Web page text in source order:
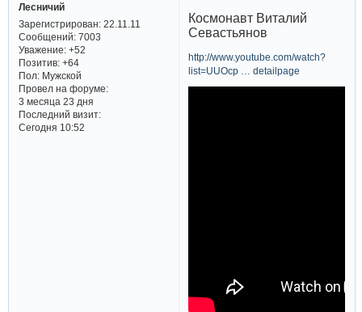
Лесничий
Зарегистрирован: 22.11.11
Сообщений:7003
Уважение: +52
Позитив: +64
Пол:Мужской
Провел на форуме:
3 месяца 23 дня
Последний визит:
Сегодня 10:52
Космонавт Виталий
Севастьянов
http://www.youtube.com/watch?
list=UUOcp … detailpage